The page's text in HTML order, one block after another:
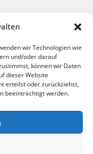
wir Technologien wie
und/oder darauf
können wir Daten
dieser Website
erteilst oder zurückziehst,
beeinträchtigt werden.